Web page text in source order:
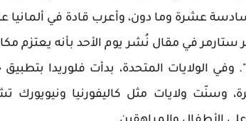
عشرة وما دون، وأعرب قادة في ألمانيا
ستارمر في مقال نُشر يوم الأحد بأنه يعتزم
وفي الولايات المتحدة، بدأت فلوريدا
وسنّت ولايات مثل كاليفورنيا ونيويورك